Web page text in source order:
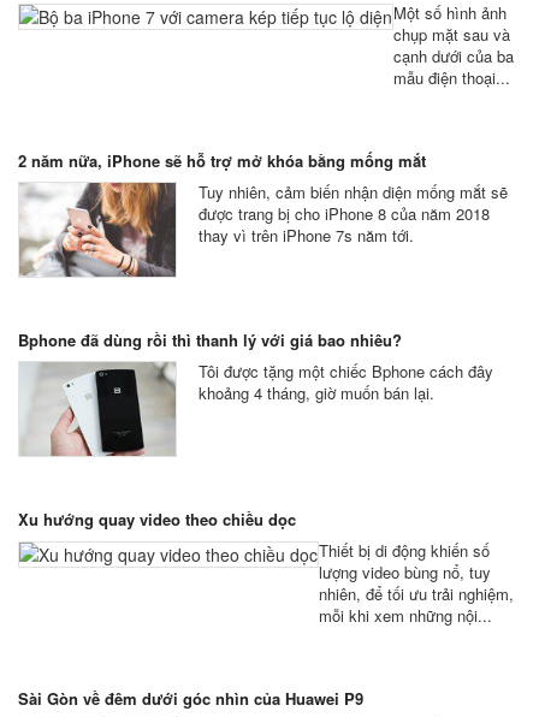
Một số hình ảnh
chụp mặt sau và
cạnh dưới của ba
mẫu điện thoại...
2 năm nữa, iPhone sẽ hỗ trợ mở khóa bằng mống mắt
Tuy nhiên, cảm biến nhận diện mống mắt sẽ
được trang bị cho iPhone 8 của năm 2018
thay vì trên iPhone 7s năm tới.
Bphone đã dùng rồi thì thanh lý với giá bao nhiêu?
Tôi được tặng một chiếc Bphone cách đây
khoảng 4 tháng, giờ muốn bán lại.
Xu hướng quay video theo chiều dọc
Thiết bị di động khiến số
lượng video bùng nổ, tuy
nhiên, để tối ưu trải nghiệm,
mỗi khi xem những nội...
Sài Gòn về đêm dưới góc nhìn của Huawei P9